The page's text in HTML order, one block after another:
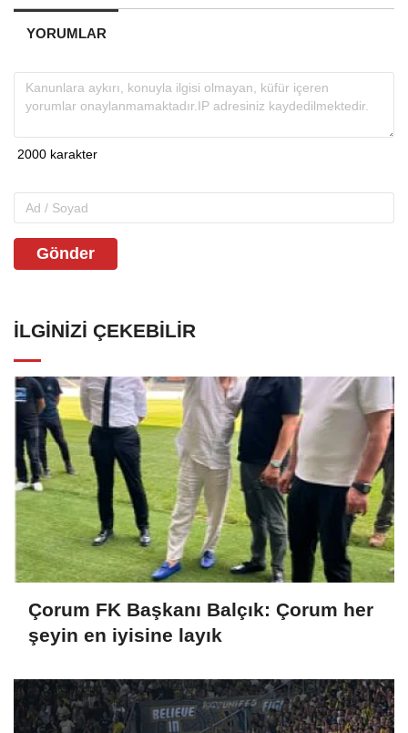
YORUMLAR
Gönder
İLGINIZI ÇEKEBILIR
Çorum FK Başkanı Balçık: Çorum her
şeyin en iyisine layık